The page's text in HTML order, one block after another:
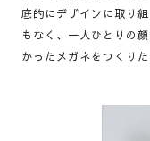
底的にデザインに取り
もなく、一人ひとりの
かったメガネをつくり